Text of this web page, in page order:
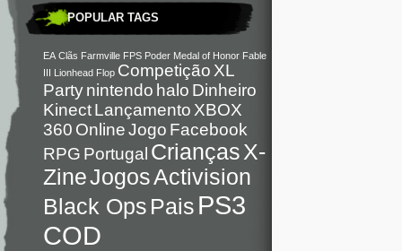
POPULAR TAGS
EA Clãs Farmville FPS Poder Medal of Honor Fable
III Lionhead Flop Competição XL
Partynintendo halo Dinheiro
KinectLançamento XBOX
360 OnlineJogo Facebook
RPG Portugal CriançasX-
ZineJogosActivision
Black Ops Pais PS3
COD